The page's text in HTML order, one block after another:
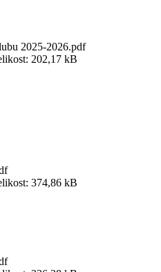
2025-2026.pdf
202,17 kB
374,86 kB